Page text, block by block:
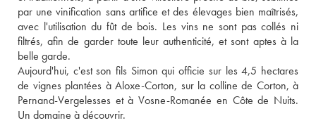
par une vinification sans artifice et des élevages bien maîtrisés,
avec l'utilisation du fût de bois. Les vins ne sont pas collés ni
filtrés, afin de garder toute leur authenticité, et sont aptes à la
belle garde.
Aujourd'hui, c'est son fils Simon qui officie sur les 4,5 hectares
de vignes plantées à Aloxe-Corton, sur la colline de Corton, à
Pernand-Vergelesses et à Vosne-Romanée en Côte de Nuits.
Un domaine à découvrir.